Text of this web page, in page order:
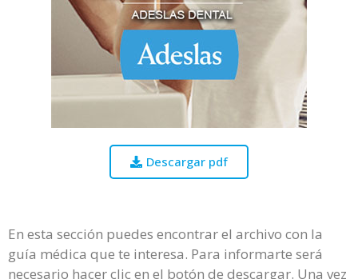
Descargar pdf
En esta sección puedes encontrar el archivo con la
guía médica que te interesa. Para informarte será
necesario hacer clic en el botón de descargar. Una vez